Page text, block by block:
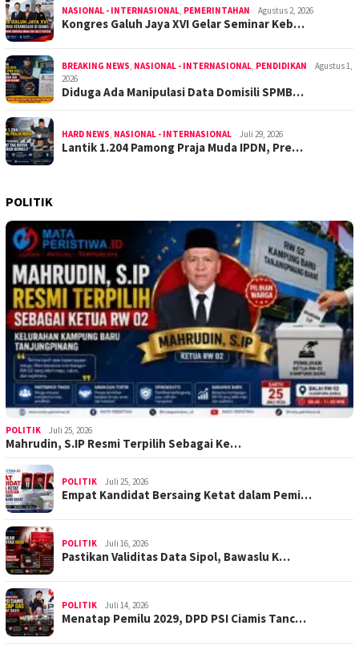
NASIONAL - INTERNASIONAL PEMERINTAHAN Agustus 2, 2026
Kongres Galuh Jaya XVI Gelar Seminar Keb…
BREAKING NEWS NASIONAL - INTERNASIONAL PENDIDIKAN
Agustus 1,
2026
Diduga Ada Manipulasi Data Domisili SPMB…
HARD NEWS NASIONAL - INTERNASIONAL Juli 29, 2026
Lantik 1.204 Pamong Praja Muda IPDN, Pre…
POLITIK
POLITIK Juli 25, 2026
Mahrudin, S.IP Resmi Terpilih Sebagai Ke…
POLITIK Juli 25, 2026
Empat Kandidat Bersaing Ketat dalam Pemi…
POLITIK Juli 16, 2026
Pastikan Validitas Data Sipol, Bawaslu K…
POLITIK Juli 14, 2026
Menatap Pemilu 2029, DPD PSI Ciamis Tanc…